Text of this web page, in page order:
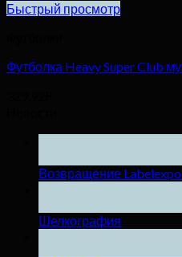
Быстрый просмотр
Футболка Heavy Super Club
Возвращение Labelexpo
Шелкография